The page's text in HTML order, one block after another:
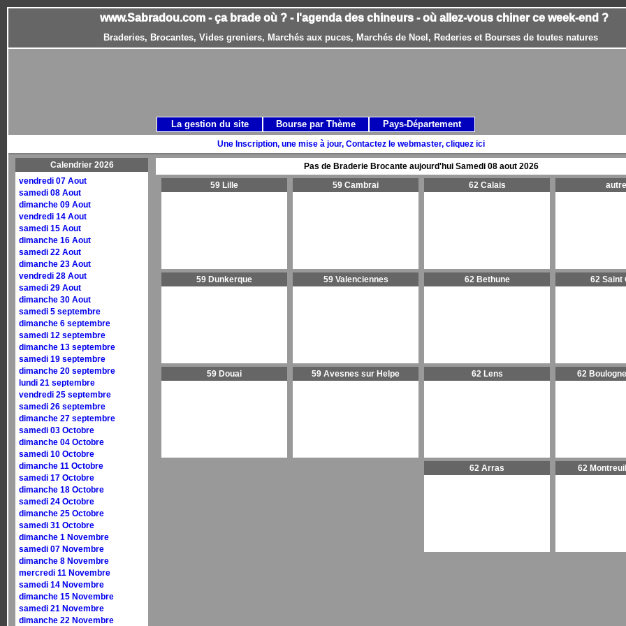
www.Sabradou.com - ça brade où ? - l'agenda des chineurs - où allez-vous chiner ce week-end ?
Braderies, Brocantes, Vides greniers, Marchés aux puces, Marchés de Noel, Rederies et Bourses de toutes natures
Une Inscription, une mise à jour, Contactez le webmaster, cliquez ici
Calendrier 2026
vendredi 07 Aout
samedi 08 Aout
dimanche 09 Aout
vendredi 14 Aout
samedi 15 Aout
dimanche 16 Aout
samedi 22 Aout
dimanche 23 Aout
vendredi 28 Aout
samedi 29 Aout
dimanche 30 Aout
samedi 5 septembre
dimanche 6 septembre
samedi 12 septembre
dimanche 13 septembre
samedi 19 septembre
dimanche 20 septembre
lundi 21 septembre
vendredi 25 septembre
samedi 26 septembre
dimanche 27 septembre
samedi 03 Octobre
dimanche 04 Octobre
samedi 10 Octobre
dimanche 11 Octobre
samedi 17 Octobre
dimanche 18 Octobre
samedi 24 Octobre
dimanche 25 Octobre
samedi 31 Octobre
dimanche 1 Novembre
samedi 07 Novembre
dimanche 8 Novembre
mercredi 11 Novembre
samedi 14 Novembre
dimanche 15 Novembre
samedi 21 Novembre
dimanche 22 Novembre
Pas de Braderie Brocante aujourd'hui Samedi 08 aout 2026
59 Lille
59 Dunkerque
59 Douai
59 Cambrai
59 Valenciennes
59 Avesnes sur Helpe
62 Calais
62 Bethune
62 Lens
62 Arras
62 Saint
62
62
La gestion du site Bourse par Thème Pays-Département